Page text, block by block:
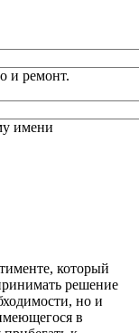
и ремонт.
имени
который
решение
но и
в